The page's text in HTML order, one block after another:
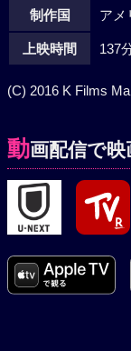
制作国 アメ
上映時間 137
(C) 2016 K Films
動画配信で映